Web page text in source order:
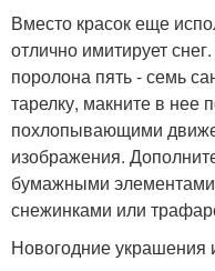
Вместо красок еще
отлично имитирует
поролона пять - семь
тарелку, макните в
похлопывающими
изображения.
бумажными
снежинками или
Новогодние украшения